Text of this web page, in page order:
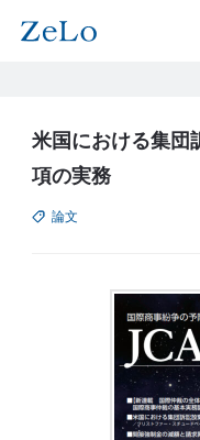
米国における集団
項の実務
論文